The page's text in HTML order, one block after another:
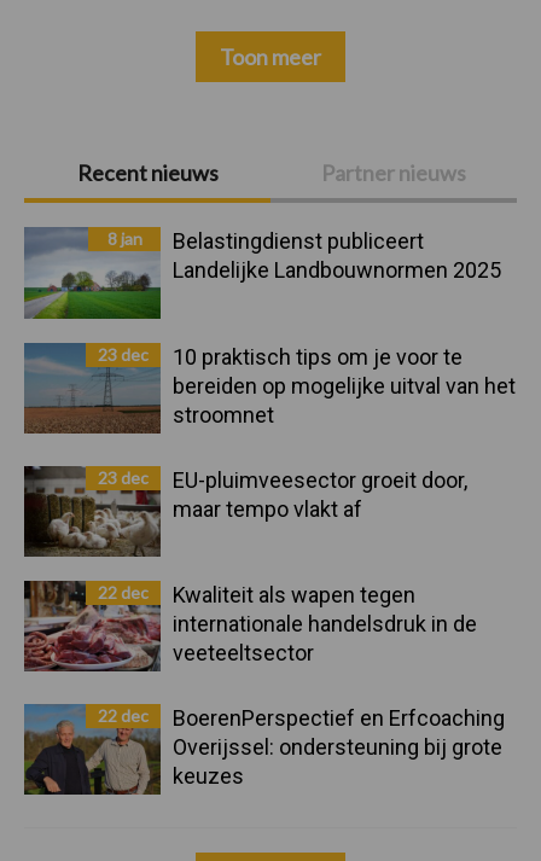
Primaire
Sidebar
Recent nieuws Partner nieuws
8 jan
Belastingdienst publiceert
Landelijke Landbouwnormen 2025
23 dec
10 praktisch tips om je voor te
bereiden op mogelijke uitval van het
stroomnet
23 dec
EU-pluimveesector groeit door,
maar tempo vlakt af
22 dec
Kwaliteit als wapen tegen
internationale handelsdruk in de
veeteeltsector
22 dec
BoerenPerspectief en Erfcoaching
Overijssel: ondersteuning bij grote
keuzes
Toon meer